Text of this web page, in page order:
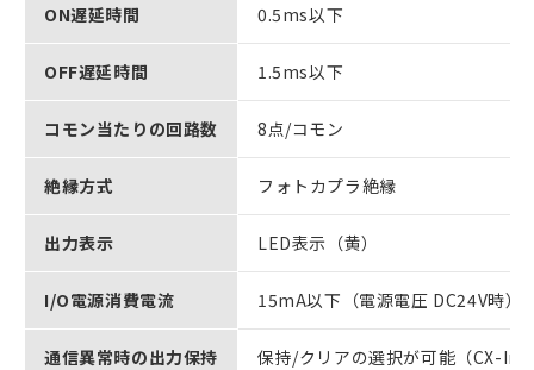
ON遅延時間 0.5ms以下
OFF遅延時間 1.5ms以下
コモン当たりの回路数 8点/コモン
絶縁方式 フォトカプラ絶縁
出力表示 LED表示（黄）
I/O電源消費電流 15mA以下（電源電圧 DC24V時）
通信異常時の出力保持 保持/クリアの選択が可能（CX-